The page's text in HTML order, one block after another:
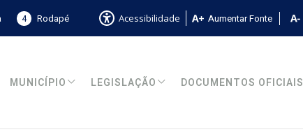
4 Rodapé Acessibilidade Aumentar Fonte
MUNICÍPIO LEGISLAÇÃO DOCUMENTOS OFICIAIS